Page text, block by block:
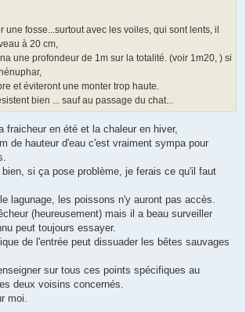
une fosse...surtout avec les voiles, qui sont lents, il
à 20 cm,
une profondeur de 1m sur la totalité. (voir 1m20, ) si
et éviteront une monter trop haute.
bien ... sauf au passage du chat...
fraicheur en été et la chaleur en hiver,
de hauteur d'eau c'est vraiment sympa pour
si ça pose problème, je ferais ce qu'il faut
lagunage, les poissons n'y auront pas accès.
(heureusement) mais il a beau surveiller
peut toujours essayer.
de l'entrée peut dissuader les bêtes sauvages
sur tous ces points spécifiques au
deux voisins concernés.
moi.